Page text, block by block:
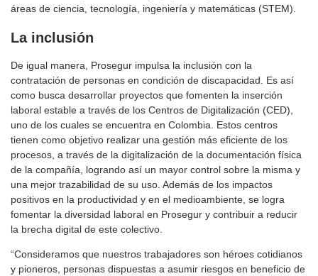
áreas de ciencia, tecnología, ingeniería y matemáticas (STEM).
La inclusión
De igual manera, Prosegur impulsa la inclusión con la
contratación de personas en condición de discapacidad. Es así
como busca desarrollar proyectos que fomenten la inserción
laboral estable a través de los Centros de Digitalización (CED),
uno de los cuales se encuentra en Colombia. Estos centros
tienen como objetivo realizar una gestión más eficiente de los
procesos, a través de la digitalización de la documentación física
de la compañía, logrando así un mayor control sobre la misma y
una mejor trazabilidad de su uso. Además de los impactos
positivos en la productividad y en el medioambiente, se logra
fomentar la diversidad laboral en Prosegur y contribuir a reducir
la brecha digital de este colectivo.
“Consideramos que nuestros trabajadores son héroes cotidianos
y pioneros, personas dispuestas a asumir riesgos en beneficio de